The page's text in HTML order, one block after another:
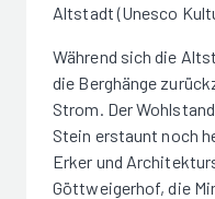
Altstadt (Unesco
Während sich die
die Berghänge
Strom. Der
Stein erstaunt noch
Erker und
Göttweigerhof, die